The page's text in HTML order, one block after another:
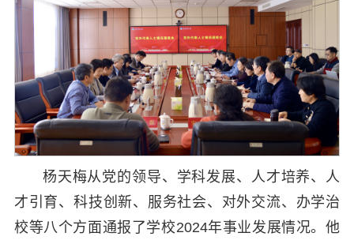
杨天梅从党的领导、学科发展、人才培养、人
才引育、科技创新、服务社会、对外交流、办学治
校等八个方面通报了学校2024年事业发展情况。他